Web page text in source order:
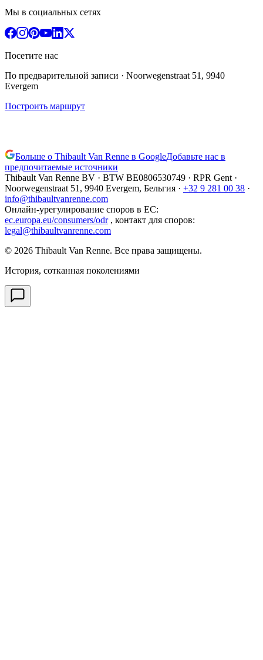
Мы в социальных сетях
Посетите нас
По предварительной записи · Noorwegenstraat 51, 9940
Evergem
Построить маршрут
Больше о Thibault Van Renne в GoogleДобавьте нас в
предпочитаемые источники
Thibault Van Renne BV · BTW BE0806530749 · RPR Gent ·
Noorwegenstraat 51, 9940 Evergem, Бельгия · +32 9 281 00 38 ·
info@thibaultvanrenne.com
Онлайн-урегулирование споров в ЕС:
ec.europa.eu/consumers/odr , контакт для споров:
legal@thibaultvanrenne.com
© 2026 Thibault Van Renne. Все права защищены.
История, сотканная поколениями